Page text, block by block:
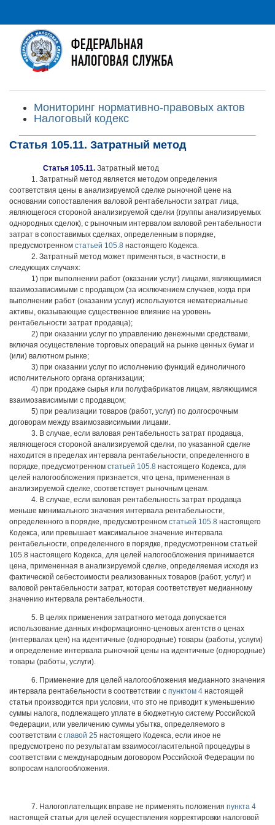
Мониторинг нормативно-правовых актов
Налоговый кодекс
Статья 105.11. Затратный метод
Статья 105.11. Затратный метод
1. Затратный метод является методом определения
соответствия цены в анализируемой сделке рыночной цене на
основании сопоставления валовой рентабельности затрат лица,
являющегося стороной анализируемой сделки (группы анализируемых
однородных сделок), с рыночным интервалом валовой рентабельности
затрат в сопоставимых сделках, определенным в порядке,
предусмотренном статьей 105.8 настоящего Кодекса.
2. Затратный метод может применяться, в частности, в
следующих случаях:
1) при выполнении работ (оказании услуг) лицами, являющимися
взаимозависимыми с продавцом (за исключением случаев, когда при
выполнении работ (оказании услуг) используются нематериальные
активы, оказывающие существенное влияние на уровень
рентабельности затрат продавца);
2) при оказании услуг по управлению денежными средствами,
включая осуществление торговых операций на рынке ценных бумаг и
(или) валютном рынке;
3) при оказании услуг по исполнению функций единоличного
исполнительного органа организации;
4) при продаже сырья или полуфабрикатов лицам, являющимся
взаимозависимыми с продавцом;
5) при реализации товаров (работ, услуг) по долгосрочным
договорам между взаимозависимыми лицами.
3. В случае, если валовая рентабельность затрат продавца,
являющегося стороной анализируемой сделки, по указанной сделке
находится в пределах интервала рентабельности, определенного в
порядке, предусмотренном статьей 105.8 настоящего Кодекса, для
целей налогообложения признается, что цена, примененная в
анализируемой сделке, соответствует рыночным ценам.
4. В случае, если валовая рентабельность затрат продавца
меньше минимального значения интервала рентабельности,
определенного в порядке, предусмотренном статьей 105.8 настоящего
Кодекса, или превышает максимальное значение интервала
рентабельности, определенного в порядке, предусмотренном статьей
105.8 настоящего Кодекса, для целей налогообложения принимается
цена, примененная в анализируемой сделке, определяемая исходя из
фактической себестоимости реализованных товаров (работ, услуг) и
валовой рентабельности затрат, которая соответствует медианному
значению интервала рентабельности.
5. В целях применения затратного метода допускается
использование данных информационно-ценовых агентств о ценах
(интервалах цен) на идентичные (однородные) товары (работы, услуги)
и определение интервала рыночной цены на идентичные (однородные)
товары (работы, услуги).
6. Применение для целей налогообложения медианного значения
интервала рентабельности в соответствии с пунктом 4 настоящей
статьи производится при условии, что это не приводит к уменьшению
суммы налога, подлежащего уплате в бюджетную систему Российской
Федерации, или увеличению суммы убытка, определяемого в
соответствии с главой 25 настоящего Кодекса, если иное не
предусмотрено по результатам взаимосогласительной процедуры в
соответствии с международным договором Российской Федерации по
вопросам налогообложения.
7. Налогоплательщик вправе не применять положения пункта 4
настоящей статьи для целей осуществления корректировки налоговой